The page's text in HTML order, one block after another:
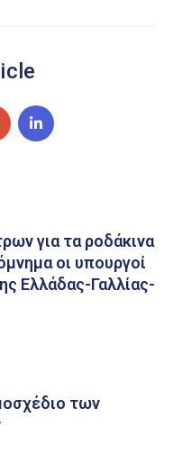
για τα ροδάκινα
οι υπουργοί
Ελλάδας-Γαλλίας-
των